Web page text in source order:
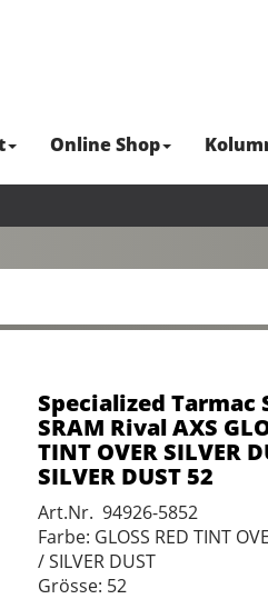
Online Shop
Specialized Tarmac
SRAM Rival AXS
TINT OVER SILVER
SILVER DUST 52
Art.Nr. 94926-5852
Farbe: GLOSS RED TINT
/ SILVER DUST
Grösse: 52